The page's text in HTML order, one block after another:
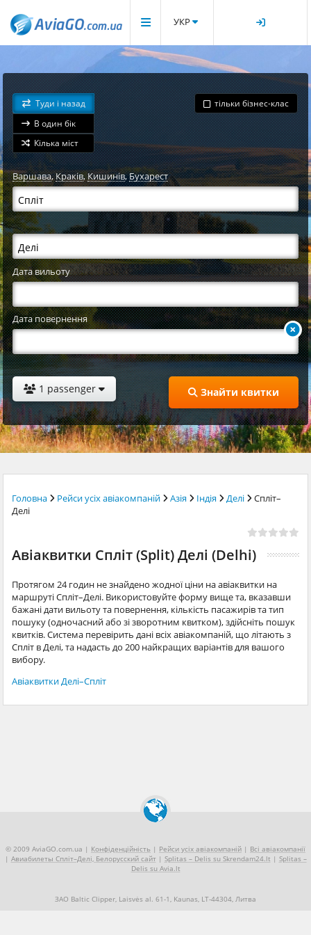
УКР
Туди і назад
В один бік
Кілька міст
тільки бізнес-клас
Варшава,Краків,Кишинів,Бухарест
Дата вильоту
Дата повернення
1 passenger Знайти квитки
Головна Рейси усіх авіакомпаній Азія Індія Делі
Спліт–
Делі
Авіаквитки Спліт (Split) Делі (Delhi)
Протягом 24 годин не знайдено жодної ціни на авіаквитки на
маршруті Спліт–Делі. Використовуйте форму вище та, вказавши
бажані дати вильоту та повернення, кількість пасажирів та тип
пошуку (одночасний або зі зворотним квитком), здійсніть пошук
квитків. Система перевірить дані всіх авіакомпаній, що літають з
Спліт в Делі, та надасть до 200 найкращих варіантів для вашого
вибору.
Авіаквитки Делі–Спліт
© 2009 AviaGO.com.ua | Конфіденційність | Рейси усіх авіакомпаній | Всі авіакомпанії
| Авиабилеты Спліт–Делі, Белорусский сайт| Splitas – Delis su Skrendam24.lt | Splitas –
Delis su Avia.lt
ЗАО Baltic Clipper, Laisvės al. 61-1, Kaunas, LT-44304, Литва